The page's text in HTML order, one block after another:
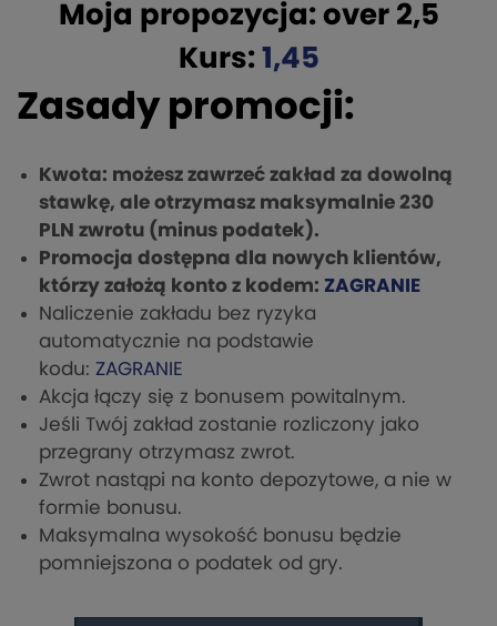
Moja propozycja: over 2,5
Kurs: 1,45
Zasady promocji:
Kwota: możesz zawrzeć zakład za dowolną
stawkę, ale otrzymasz maksymalnie 230
PLN zwrotu (minus podatek).
Promocja dostępna dla nowych klientów,
którzy założą konto z kodem: ZAGRANIE
Naliczenie zakładu bez ryzyka
automatycznie na podstawie
kodu: ZAGRANIE
Akcja łączy się z bonusem powitalnym.
Jeśli Twój zakład zostanie rozliczony jako
przegrany otrzymasz zwrot.
Zwrot nastąpi na konto depozytowe, a nie w
formie bonusu.
Maksymalna wysokość bonusu będzie
pomniejszona o podatek od gry.